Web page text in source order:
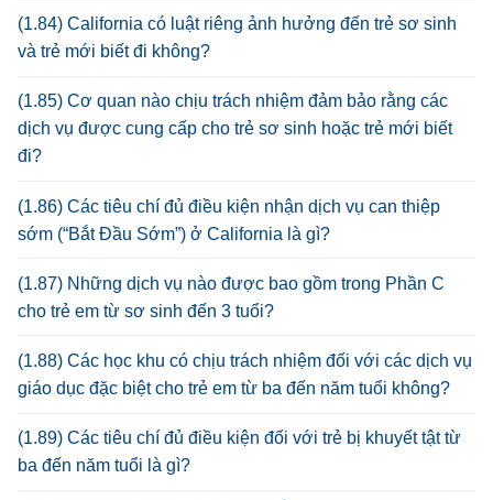
(1.84) California có luật riêng ảnh hưởng đến trẻ sơ sinh
và trẻ mới biết đi không?
(1.85) Cơ quan nào chịu trách nhiệm đảm bảo rằng các
dịch vụ được cung cấp cho trẻ sơ sinh hoặc trẻ mới biết
đi?
(1.86) Các tiêu chí đủ điều kiện nhận dịch vụ can thiệp
sớm (“Bắt Đầu Sớm”) ở California là gì?
(1.87) Những dịch vụ nào được bao gồm trong Phần C
cho trẻ em từ sơ sinh đến 3 tuổi?
(1.88) Các học khu có chịu trách nhiệm đối với các dịch vụ
giáo dục đặc biệt cho trẻ em từ ba đến năm tuổi không?
(1.89) Các tiêu chí đủ điều kiện đối với trẻ bị khuyết tật từ
ba đến năm tuổi là gì?